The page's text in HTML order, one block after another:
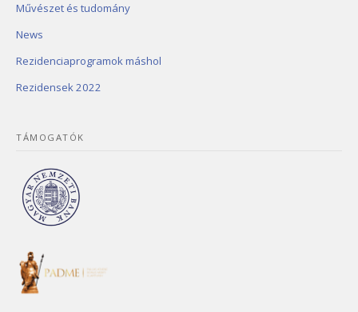
Művészet és tudomány
News
Rezidenciaprogramok máshol
Rezidensek 2022
TÁMOGATÓK